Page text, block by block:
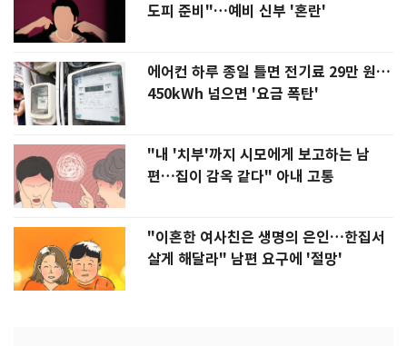
도피 준비"…예비 신부 '혼란'
에어컨 하루 종일 틀면 전기료 29만 원…
450kWh 넘으면 '요금 폭탄'
"내 '치부'까지 시모에게 보고하는 남
편…집이 감옥 같다" 아내 고통
"이혼한 여사친은 생명의 은인…한집서
살게 해달라" 남편 요구에 '절망'